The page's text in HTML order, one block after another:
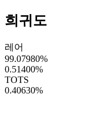
희귀도
레어
99.07980%
0.51400%
TOTS
0.40630%